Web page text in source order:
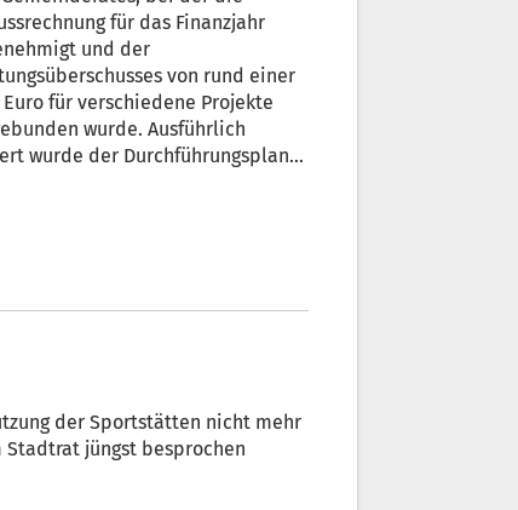
für das Finanzjahr
und der
von rund einer
für verschiedene Projekte
wurde. Ausführlich
wurde der Durchführungsplan
der Sportstätten nicht mehr
Stadtrat jüngst besprochen